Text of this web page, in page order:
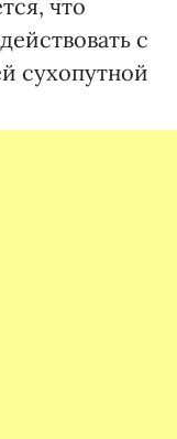
что
с
сухопутной